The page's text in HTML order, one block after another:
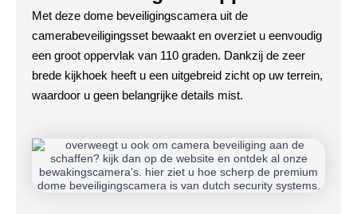
Met deze dome beveiligingscamera uit de
camerabeveiligingsset bewaakt en overziet u eenvoudig
een groot oppervlak van 110 graden. Dankzij de zeer
brede kijkhoek heeft u een uitgebreid zicht op uw terrein,
waardoor u geen belangrijke details mist.